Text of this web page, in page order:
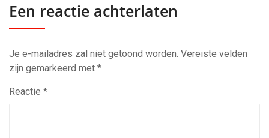
Een reactie achterlaten
Je e-mailadres zal niet getoond worden. Vereiste velden
zijn gemarkeerd met *
Reactie *